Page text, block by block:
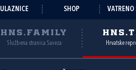
ULAZNICE SHOP VATRENO
HNS.FAMILY
Službena stranica Saveza Hrvatske